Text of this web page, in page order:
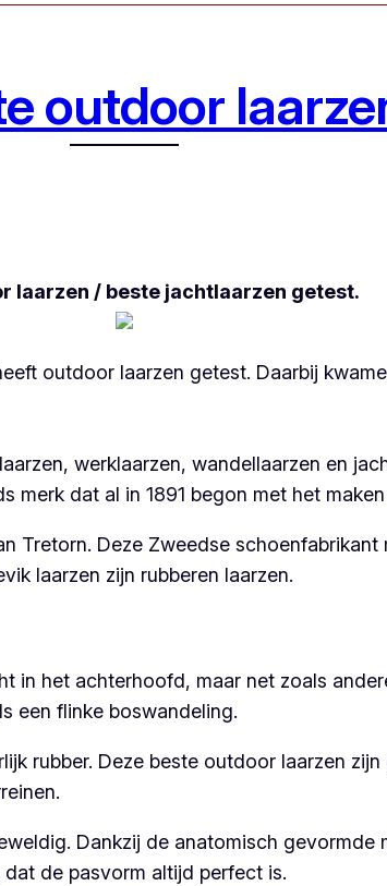
outdoor
laarzen / beste jachtlaarzen getest.
outdoor laarzen getest. Daarbij
werklaarzen, wandellaarzen en
dat al in 1891 begon met het
Tretorn. Deze Zweedse
laarzen zijn rubberen laarzen.
in het achterhoofd, maar net zoals
een flinke boswandeling.
rubber. Deze beste outdoor laarzen
Dankzij de anatomisch gevormde
de pasvorm altijd perfect is.